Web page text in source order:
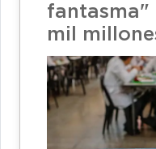
fantasma"
mil